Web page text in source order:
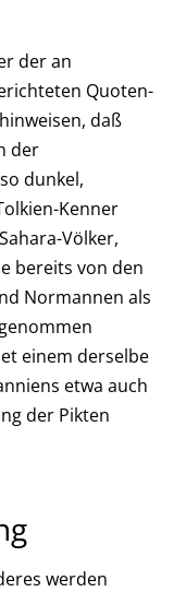
der an
Quoten-
daß
der
dunkel,
Kenner
Völker,
bereits von den
Normannen als
einem derselbe
etwa auch
der Pikten
werden